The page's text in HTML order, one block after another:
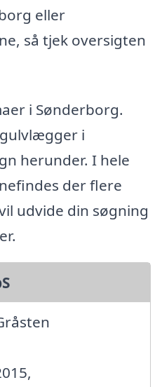
eller
så tjek oversigten
i Sønderborg.
i
herunder. I hele
der flere
udvide din søgning